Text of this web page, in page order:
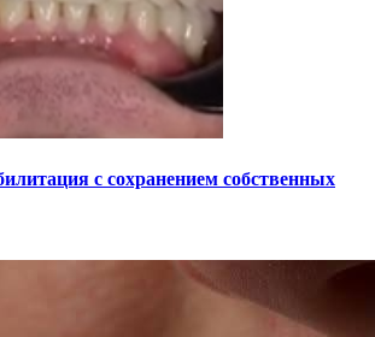
с сохранением собственных